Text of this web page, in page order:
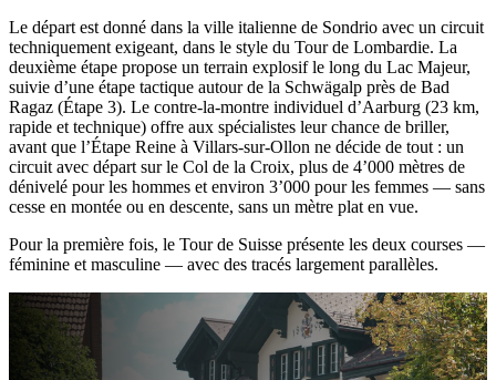
Le départ est donné dans la ville italienne de Sondrio avec un circuit
techniquement exigeant, dans le style du Tour de Lombardie. La
deuxième étape propose un terrain explosif le long du Lac Majeur,
suivie d’une étape tactique autour de la Schwägalp près de Bad
Ragaz (Étape 3). Le contre-la-montre individuel d’Aarburg (23 km,
rapide et technique) offre aux spécialistes leur chance de briller,
avant que l’Étape Reine à Villars-sur-Ollon ne décide de tout : un
circuit avec départ sur le Col de la Croix, plus de 4’000 mètres de
dénivelé pour les hommes et environ 3’000 pour les femmes — sans
cesse en montée ou en descente, sans un mètre plat en vue.
Pour la première fois, le Tour de Suisse présente les deux courses —
féminine et masculine — avec des tracés largement parallèles.